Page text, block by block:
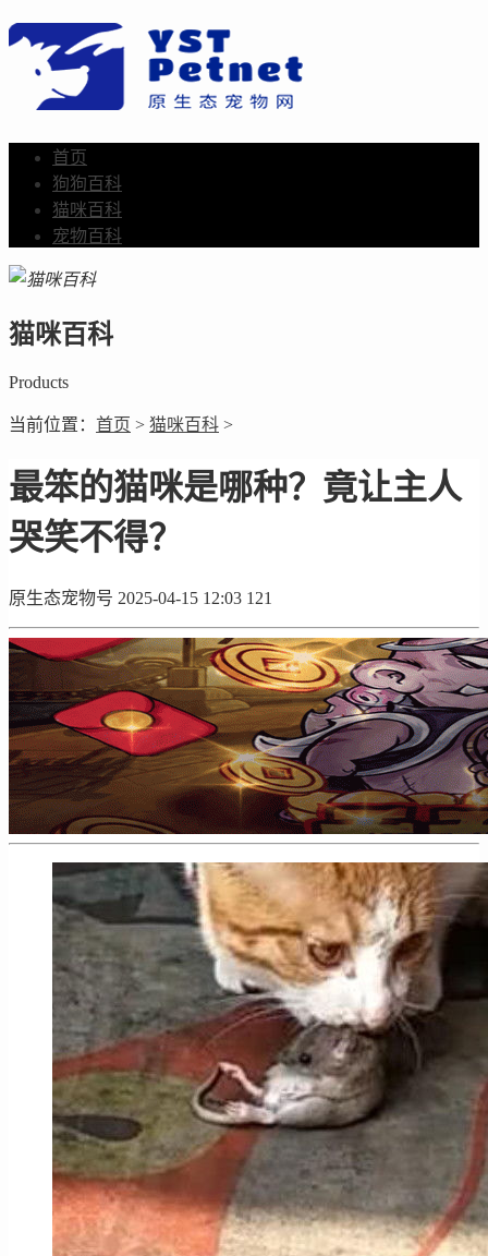
首页
狗狗百科
猫咪百科
宠物百科
猫咪百科
Products
当前位置： 首页 > 猫咪百科 >
最笨的猫咪是哪种？竟让主人
哭笑不得？
原生态宠物号 2025-04-15 12:03 121